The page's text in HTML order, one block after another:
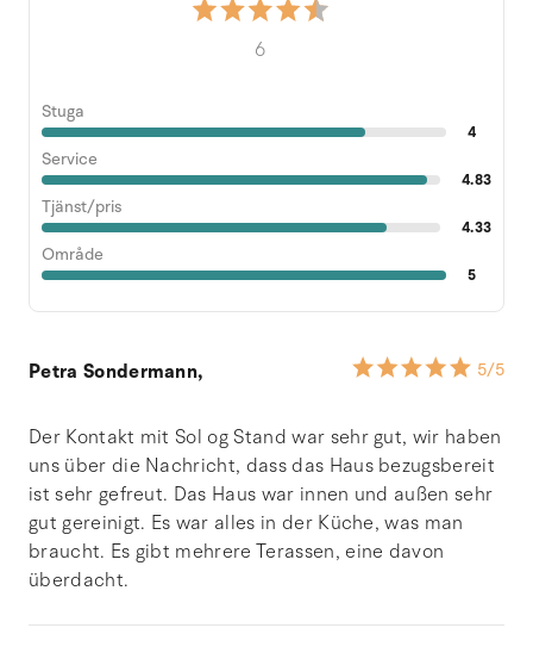
6
Stuga
4
Service
4.83
Tjänst/pris
4.33
Område
5
Petra Sondermann, 5/5
Der Kontakt mit Sol og Stand war sehr gut, wir haben
uns über die Nachricht, dass das Haus bezugsbereit
ist sehr gefreut. Das Haus war innen und außen sehr
gut gereinigt. Es war alles in der Küche, was man
braucht. Es gibt mehrere Terassen, eine davon
überdacht.